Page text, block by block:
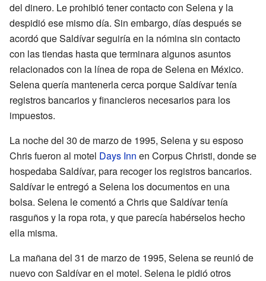
del dinero. Le prohibió tener contacto con Selena y la
despidió ese mismo día. Sin embargo, días después se
acordó que Saldívar seguiría en la nómina sin contacto
con las tiendas hasta que terminara algunos asuntos
relacionados con la línea de ropa de Selena en México.
Selena quería mantenerla cerca porque Saldívar tenía
registros bancarios y financieros necesarios para los
impuestos.
La noche del 30 de marzo de 1995, Selena y su esposo
Chris fueron al motel Days Inn en Corpus Christi, donde se
hospedaba Saldívar, para recoger los registros bancarios.
Saldívar le entregó a Selena los documentos en una
bolsa. Selena le comentó a Chris que Saldívar tenía
rasguños y la ropa rota, y que parecía habérselos hecho
ella misma.
La mañana del 31 de marzo de 1995, Selena se reunió de
nuevo con Saldívar en el motel. Selena le pidió otros